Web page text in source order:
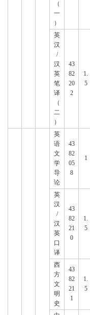
（
一
）
英
汉
/
汉
英
笔
译
（
二
）
43
82
20
2
1.
5
英
语
文
学
导
论
43
82
05
8
1
英
汉
/
汉
英
口
译
43
82
21
0
1.
5
西
方
文
明
史
43
82
21
1
1.
5